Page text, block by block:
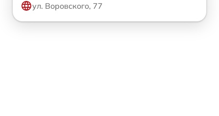
ул. Воровского, 77